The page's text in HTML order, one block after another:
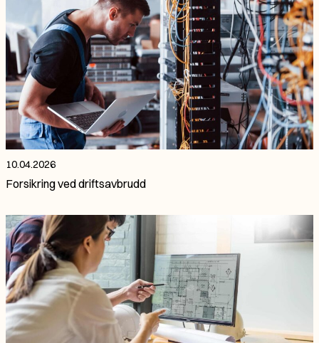
10.04.2026
Forsikring ved driftsavbrudd